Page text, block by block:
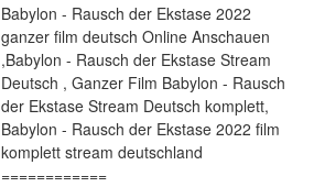
Babylon - Rausch der Ekstase 2022
ganzer film deutsch Online Anschauen
,Babylon - Rausch der Ekstase Stream
Deutsch , Ganzer Film Babylon - Rausch
der Ekstase Stream Deutsch komplett,
Babylon - Rausch der Ekstase 2022 film
komplett stream deutschland
============